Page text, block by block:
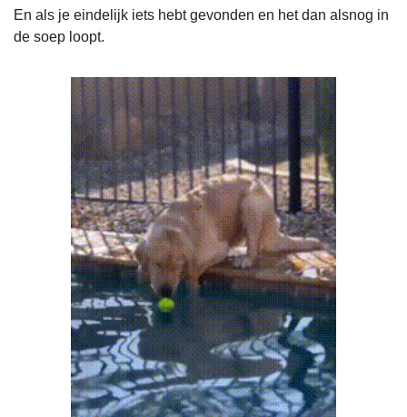
En als je eindelijk iets hebt gevonden en het dan alsnog in
de soep loopt.